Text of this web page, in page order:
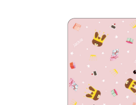
カル・コンサート
みコンテンツ(クイズ・